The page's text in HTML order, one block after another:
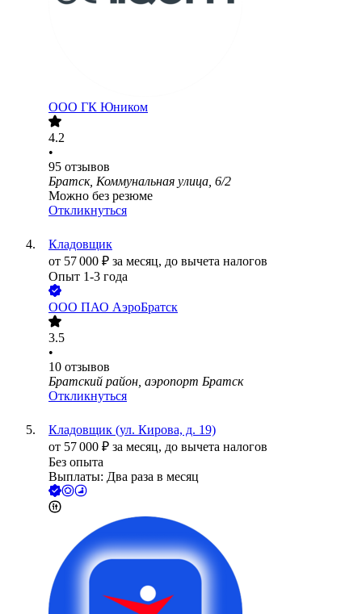
ООО ГК Юником
4.2
•
95 отзывов
Братск, Коммунальная улица, 6/2
Можно без резюме
Откликнуться
Кладовщик
от 57 000 ₽ за месяц, до вычета налогов
Опыт 1-3 года
ООО ПАО АэроБратск
3.5
•
10 отзывов
Братский район, аэропорт Братск
Откликнуться
Кладовщик (ул. Кирова, д. 19)
от 57 000 ₽ за месяц, до вычета налогов
Без опыта
Выплаты: Два раза в месяц